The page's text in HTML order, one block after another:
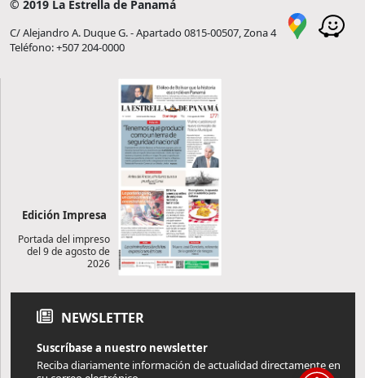
© 2019 La Estrella de Panamá
C/ Alejandro A. Duque G. - Apartado 0815-00507, Zona 4
Teléfono: +507 204-0000
Edición Impresa
Portada del impreso
del 9 de agosto de
2026
NEWSLETTER
Suscríbase a nuestro newsletter
Reciba diariamente información de actualidad directamente en